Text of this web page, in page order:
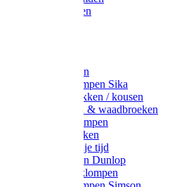
Overhemden
Werksokken
Schoenklompen Sika
Thermo sokken / kousen
Lieslaarzen & waadbroeken
Houten klompen
Wandelsokken
Laarzen vrije tijd
Werklaarzen Dunlop
Kunststof klompen